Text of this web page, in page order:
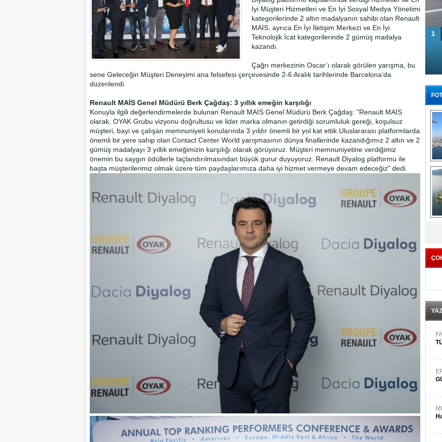
İyi Müşteri Hizmetleri ve En İyi Sosyal Medya Yönetimi
kategorilerinde 2 altın madalyanın sahibi olan Renault
MAİS, ayrıca En İyi İletişim Merkezi ve En İyi
Teknolojik İcat kategorilerinde 2 gümüş madalya
kazandı.
Çağrı merkezinin Oscar’ı olarak görülen yarışma, bu
sene Geleceğin Müşteri Deneyimi ana felsefesi çerçevesinde 2-6 Aralık tarihlerinde Barcelona’da
düzenlendi.
Renault MAİS Genel Müdürü Berk Çağdaş: 3 yıllık emeğin karşılığı
Konuyla ilgili değerlendirmelerde bulunan Renault MAİS Genel Müdürü Berk Çağdaş: "Renault MAİS
olarak, OYAK Grubu vizyonu doğrultusu ve lider marka olmanın getirdiği sorumluluk gereği, koşulsuz
müşteri, bayi ve çalışan memnuniyeti konularında 3 yıldır önemli bir yol kat ettik.Uluslararası platformlarda
önemli bir yere sahip olan Contact Center World yarışmasının dünya finallerinde kazandığımız 2 altın ve 2
gümüş madalyayı 3 yıllık emeğimizin karşılığı olarak görüyoruz. Müşteri memnuniyetine verdiğimiz
önemin bu saygın ödüllerle taçlandırılmasından büyük gurur duyuyoruz. Renault Diyalog platformu ile
başta müşterilerimiz olmak üzere tüm paydaşlarımıza daha iyi hizmet vermeye devam edeceğiz" dedi.
1